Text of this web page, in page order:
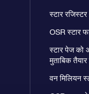
स्टार रजिस्टर
OSR स्टार
स्टार पेज को
मुताबिक
वन मिलियन